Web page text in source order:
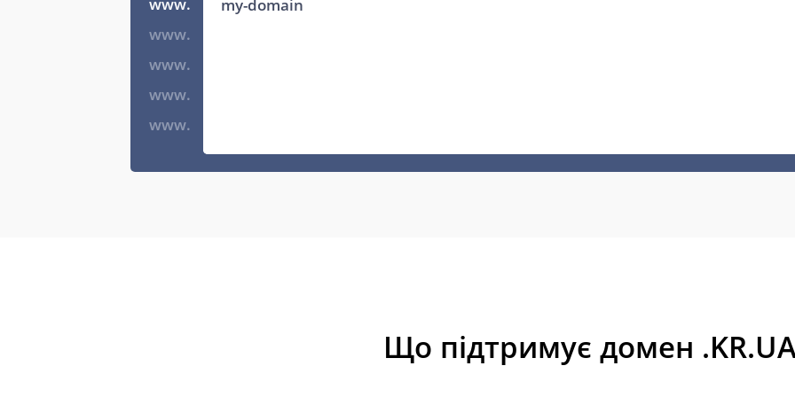
www.
www.
www.
www.
Що підтримує домен